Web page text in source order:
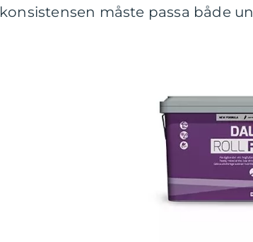
konsistensen måste passa både